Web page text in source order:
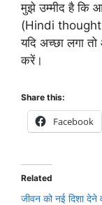
मुझे उम्मीद है कि
(Hindi thought
यदि अच्छा लगा
करें।
Share this:
Facebook
Related
जीवन को नई दिशा देने